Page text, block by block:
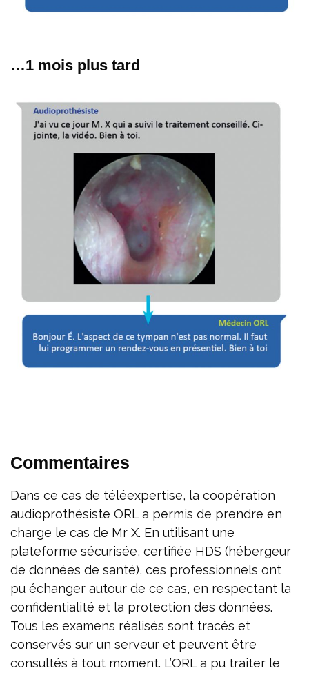
…1 mois plus tard
Commentaires
Dans ce cas de téléexpertise, la coopération
audioprothésiste ORL a permis de prendre en
charge le cas de Mr X. En utilisant une
plateforme sécurisée, certifiée HDS (hébergeur
de données de santé), ces professionnels ont
pu échanger autour de ce cas, en respectant la
confidentialité et la protection des données.
Tous les examens réalisés sont tracés et
conservés sur un serveur et peuvent être
consultés à tout moment. L’ORL a pu traiter le